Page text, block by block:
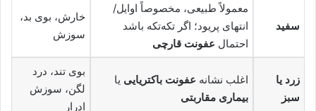
سفید
معمولاً طبیعی، مخصوصاً اوایل/
انتهای پریود؛ اگر تکه‌تکه باشد
احتمال عفونت قارچی
خارش، بوی بد،
سوزش
زرد یا
سبز
اغلب نشانه عفونت باکتریایی یا
بیماری مقاربتی
بوی تند، درد
لگن، سوزش
ادرار